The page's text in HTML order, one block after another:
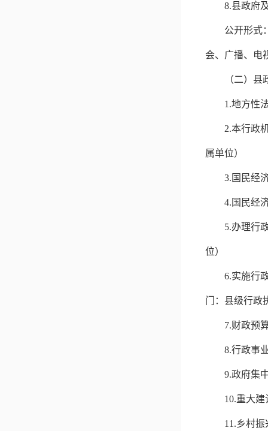
8.县政府
公开形式
会、广播、电
（二）
1.地方性
2.本行政
属单位）
3. 国民经
4. 国民经
5.办理行
位）
6.实施行
门：县级行政
7.财政预
8.行政事
9.政府集
10.重大建
11.乡村